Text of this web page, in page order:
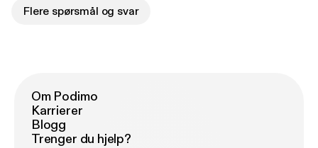
Flere spørsmål og svar
Om Podimo
Karrierer
Blogg
Trenger du hjelp?